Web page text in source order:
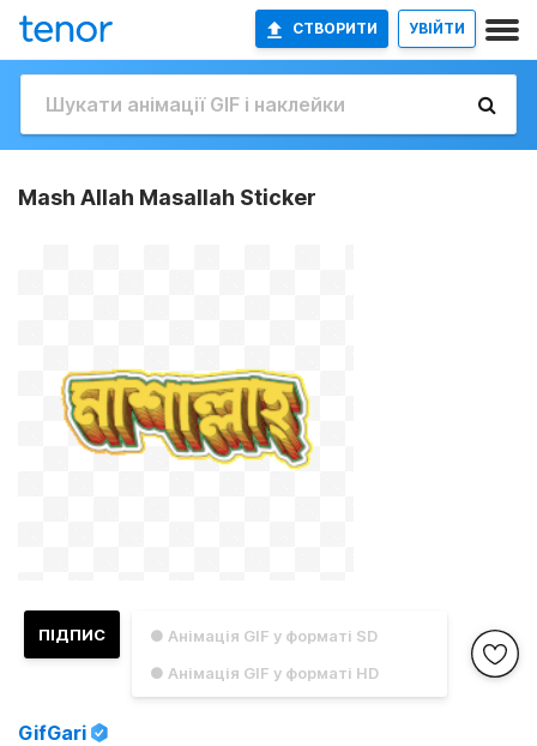
СТВОРИТИ УВІЙТИ
Mash Allah Masallah Sticker
● Анімація GIF у форматі SD
● Анімація GIF у форматі HD
ПІДПИС
GifGari